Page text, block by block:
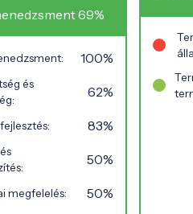
69%
100%
és
62%
83%
50%
megfelelés: 50%